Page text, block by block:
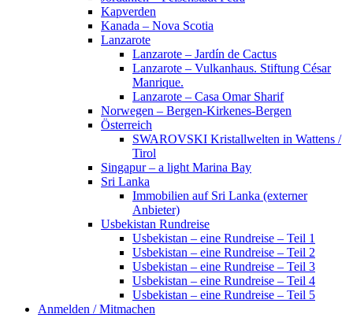
Kapverden
Kanada – Nova Scotia
Lanzarote
Lanzarote – Jardín de Cactus
Lanzarote – Vulkanhaus. Stiftung César
Manrique.
Lanzarote – Casa Omar Sharif
Norwegen – Bergen-Kirkenes-Bergen
Österreich
SWAROVSKI Kristallwelten in Wattens /
Tirol
Singapur – a light Marina Bay
Sri Lanka
Immobilien auf Sri Lanka (externer
Anbieter)
Usbekistan Rundreise
Usbekistan – eine Rundreise – Teil 1
Usbekistan – eine Rundreise – Teil 2
Usbekistan – eine Rundreise – Teil 3
Usbekistan – eine Rundreise – Teil 4
Usbekistan – eine Rundreise – Teil 5
Anmelden / Mitmachen